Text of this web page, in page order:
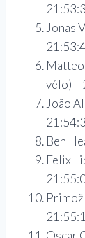
Jonas
Matteo
vélo) –
João
Ben
Felix